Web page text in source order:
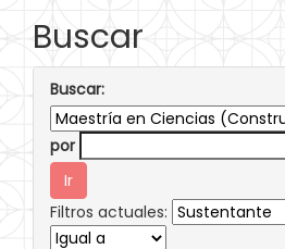
Buscar
Buscar:
por
Filtros actuales: